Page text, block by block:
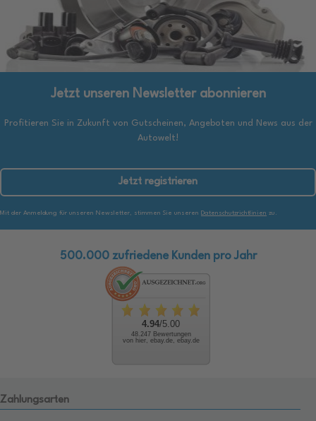
Jetzt unseren Newsletter abonnieren
Profitieren Sie in Zukunft von Gutscheinen, Angeboten und News aus der
Autowelt!
Jetzt registrieren
Mit der Anmeldung für unseren Newsletter, stimmen Sie unseren Datenschutzrichtlinien zu.
500.000 zufriedene Kunden pro Jahr
4.94/5.00
48.247 Bewertungen
von hier, ebay.de, ebay.de
Zahlungsarten